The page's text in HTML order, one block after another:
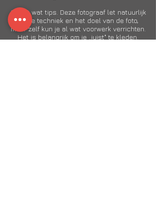
Alvast wat tips. Deze fotograaf let natuurlijk
op de techniek en het doel van de foto,
maar zelf kun je al wat voorwerk verrichten.
Het is belangrijk om je „juist" te kleden.